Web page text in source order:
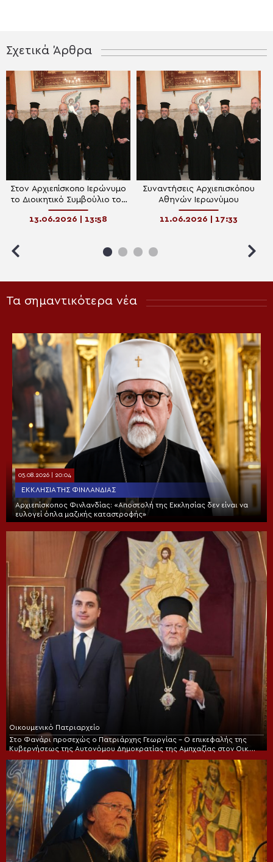
Σχετικά Άρθρα
Στον Αρχιεπίσκοπο Ιερώνυμο
το Διοικητικό Συμβούλιο του
ΙΣΚΕ
13.06.2026 | 13:58
Συναντήσεις Αρχιεπισκόπου
Αθηνών Ιερωνύμου
11.06.2026 | 17:33
Τα σημαντικότερα νέα
05.08.2026 | 20:04
ΕΚΚΛΗΣΊΑ ΤΗΣ ΦΙΝΛΑΝΔΊΑΣ
Αρχιεπίσκοπος Φινλανδίας: «Αποστολή της Εκκλησίας δεν είναι να
ευλογεί όπλα μαζικής καταστροφής»
Οικουμενικό Πατριαρχείο
Στο Φανάρι προσεχώς ο Πατριάρχης Γεωργίας – Ο επικεφαλής της
Κυβερνήσεως της Αυτονόμου Δημοκρατίας της Αμπχαζίας στον Οικ.